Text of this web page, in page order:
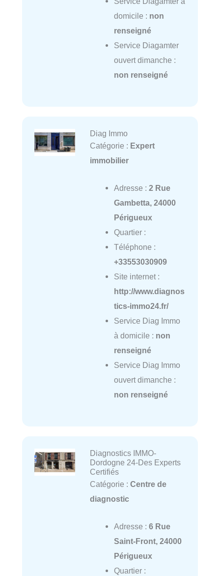
domicile : non
renseigné
Service Diagamter
ouvert dimanche :
non renseigné
Diag Immo
Catégorie : Expert
immobilier
Adresse : 2 Rue
Gambetta, 24000
Périgueux
Quartier :
Téléphone :
+33553030909
Site internet :
http://www.diagnos
tics-immo24.fr/
Service Diag Immo
à domicile : non
renseigné
Service Diag Immo
ouvert dimanche :
non renseigné
Diagnostics IMMO-
Dordogne 24-Des Experts
Certifiés
Catégorie : Centre de
diagnostic
Adresse : 6 Rue
Saint-Front, 24000
Périgueux
Quartier :